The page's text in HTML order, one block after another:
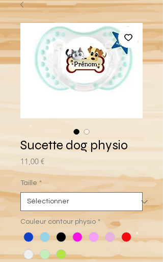
Sucette dog physio
11,00 €Prix
Taille *
Couleur contour physio *